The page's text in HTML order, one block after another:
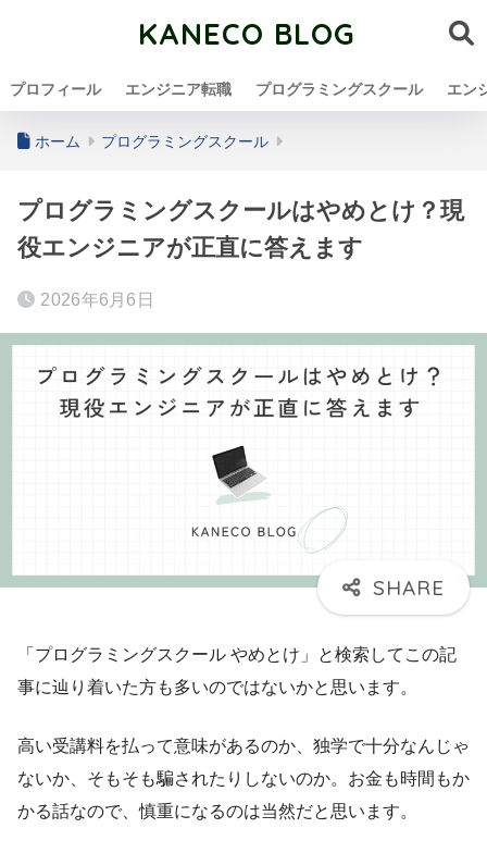
KANECO BLOG
プロフィール エンジニア転職 プログラミングスクール エン
ホーム プログラミングスクール
プログラミングスクールはやめとけ？現
役エンジニアが正直に答えます
2026年6月6日
「プログラミングスクール やめとけ」と検索してこの記
事に辿り着いた方も多いのではないかと思います。
高い受講料を払って意味があるのか、独学で十分なんじゃ
ないか、そもそも騙されたりしないのか。お金も時間もか
かる話なので、慎重になるのは当然だと思います。